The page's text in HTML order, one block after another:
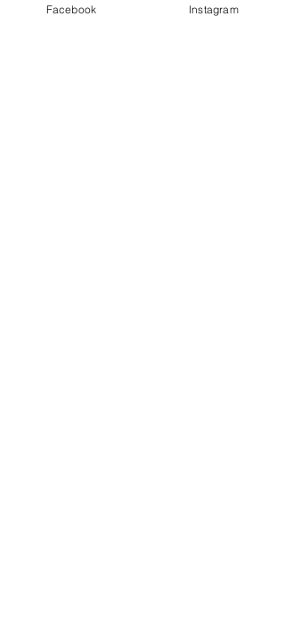
Posts Relacionados Ver tudo
Facebook Instagram